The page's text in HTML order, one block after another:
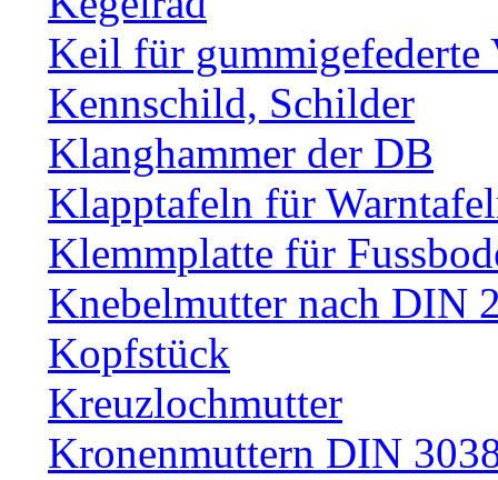
Keil für gummigefederte
Kennschild, Schilder
Klanghammer der DB
Klapptafeln für
Klemmplatte für
Knebelmutter nach DIN
Kopfstück
Kreuzlochmutter
Kronenmuttern DIN